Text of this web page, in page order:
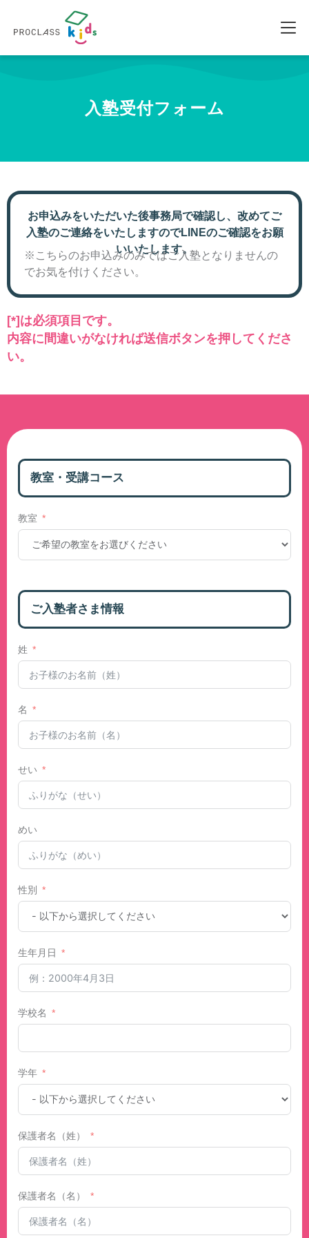
入塾受付フォーム
お申込みをいただいた後事務局で確認し、改めてご
入塾のご連絡をいたしますのでLINEのご確認をお願
いいたします。
※こちらのお申込みのみではご入塾となりませんの
でお気を付けください。
[*]は必須項目です。
内容に間違いがなければ送信ボタンを押してくださ
い。
教室・受講コース
教室
ご入塾者さま情報
姓
名
せい
めい
性別
生年月日
学校名
学年
保護者名（姓）
保護者名（名）